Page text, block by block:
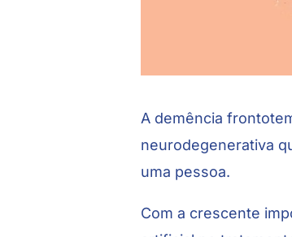
A demência
neurodegenerativa
uma pessoa.
Com a crescente